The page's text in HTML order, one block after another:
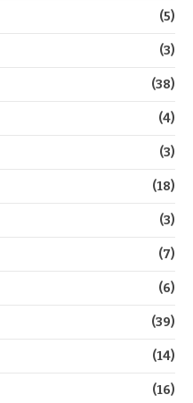
(5)
(3)
(38)
(4)
(3)
(18)
(3)
(7)
(6)
(39)
(14)
(16)